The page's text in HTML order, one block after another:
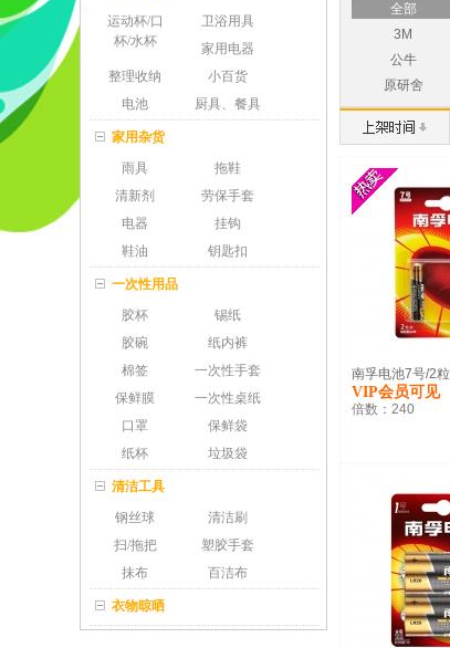
运动杯/口
杯/水杯
卫浴用具
家用电器
整理收纳
小百货
电池
厨具、餐具
家用杂货
雨具
拖鞋
清新剂
劳保手套
电器
挂钩
鞋油
钥匙扣
一次性用品
胶杯
锡纸
胶碗
纸内裤
棉签
一次性手套
保鲜膜
一次性桌纸
口罩
保鲜袋
纸杯
垃圾袋
清洁工具
钢丝球
清洁刷
扫/拖把
塑胶手套
抹布
百洁布
衣物晾晒
全部
3M
公牛
原研舍
南孚电池7号/2
VIP会员可见
倍数： 240